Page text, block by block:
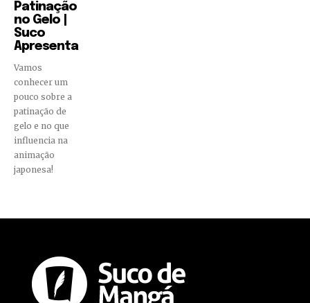
Patinação
no Gelo |
Suco
Apresenta
Vamos
conhecer um
pouco sobre a
patinação de
gelo e no que
influencia na
animação
japonesa!